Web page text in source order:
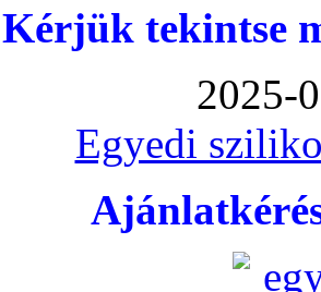
Kérjük tekintse
2025-
Egyedi